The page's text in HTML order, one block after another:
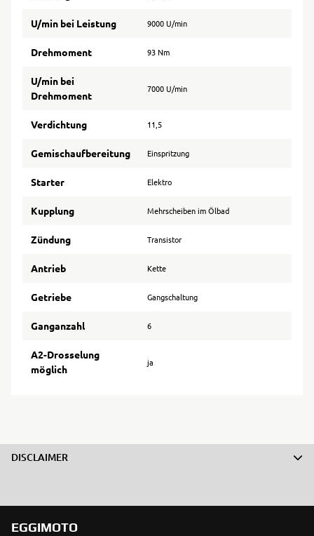
U/min bei Leistung 9000 U/min
Drehmoment 93 Nm
U/min bei
Drehmoment
7000 U/min
Verdichtung 11,5
Gemischaufbereitung Einspritzung
Starter Elektro
Kupplung Mehrscheiben im Ölbad
Zündung Transistor
Antrieb Kette
Getriebe Gangschaltung
Ganganzahl 6
A2-Drosselung
möglich
ja
DISCLAIMER
EGGIMOTO